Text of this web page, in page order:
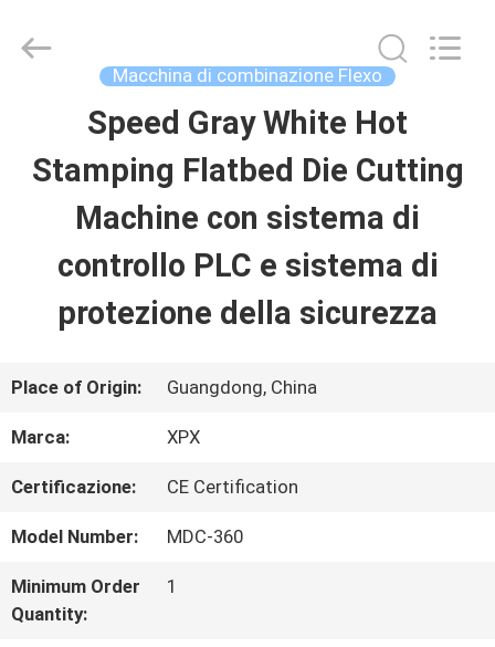
PRODOTTI
VIDEO
SU
DI
NOI
Machinery
Reserved.
Macchina di combinazione Flexo
Speed Gray White Hot
Stamping Flatbed Die Cutting
Machine con sistema di
controllo PLC e sistema di
protezione della sicurezza
Place of Origin: Guangdong, China
Marca: XPX
Certificazione: CE Certification
Model Number: MDC-360
Minimum Order
Quantity:
1